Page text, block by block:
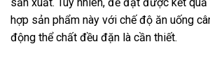
hợp sản phẩm này với chế độ ăn uống
động thể chất đều đặn là cần thiết.